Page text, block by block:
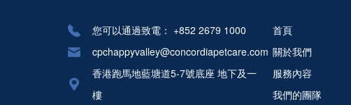
您可以通過致電： +852 2679 1000
cpchappyvalley@concordiapetcare.com
香港跑馬地藍塘道5-7號底座 地下及一
樓
首頁
關於我們
服務內容
我們的團隊